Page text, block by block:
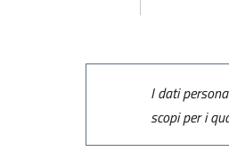
I dati
scopi per i